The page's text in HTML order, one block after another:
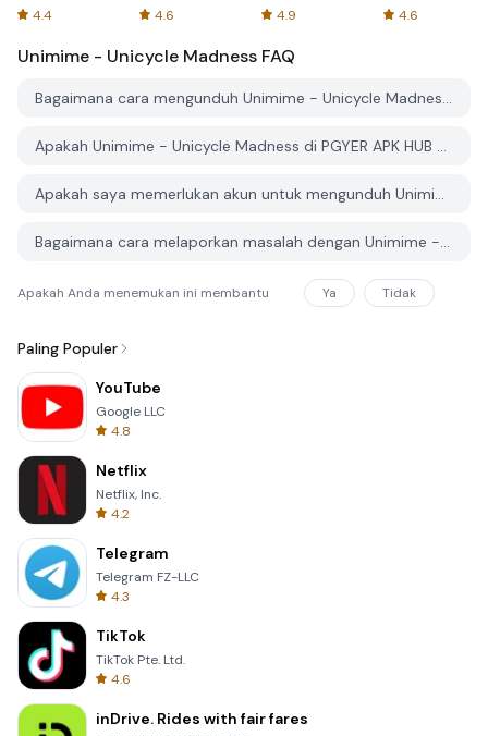
4.4
Spreadsheets
4.6 4.9
AFTVnews
4.6
Unimime - Unicycle Madness FAQ
Bagaimana cara mengunduh Unimime - Unicycle Madness dari PGYER APK HUB?
Apakah Unimime - Unicycle Madness di PGYER APK HUB gratis untuk diunduh?
Apakah saya memerlukan akun untuk mengunduh Unimime - Unicycle Madness dari PGYER APK HUB?
Bagaimana cara melaporkan masalah dengan Unimime - Unicycle Madness di PGYER APK HUB?
Apakah Anda menemukan ini membantu Ya Tidak
Paling Populer
YouTube
Google LLC
4.8
Netflix
Netflix, Inc.
4.2
Telegram
Telegram FZ-LLC
4.3
TikTok
TikTok Pte. Ltd.
4.6
inDrive. Rides with fair fares